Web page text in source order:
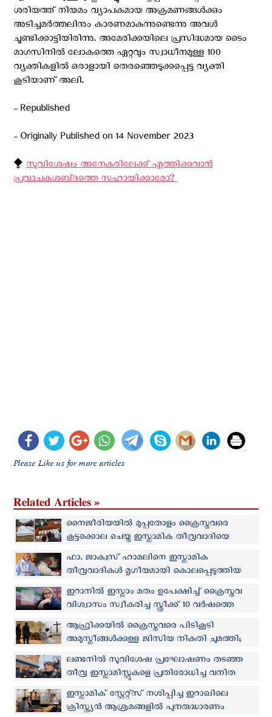
ശരിയത്ത് നിയമം വ്യാപകമായ അക്രമണങ്ങള്‍ക്കും
അടിച്ചമര്‍ത്തലിനും കാരണമാകുന്നുണ്ടെന്നു അവള്‍
ചൂണ്ടിക്കാട്ടിയിരിന്നു. അമേരിക്കയിലെ പ്രസിദ്ധമായ ടൈം
മാഗസിനില്‍ ലോകത്തെ ഏറ്റവും സ്വാധീനമുള്ള 100
വ്യക്തികളിൽ ഒരാളായി തെരഞ്ഞെടുക്കപ്പെട്ട വ്യക്തി
കൂടിയാണ് അലി.
- Republished
- Originally Published on 14 November 2023
⧪ സുവിശേഷം അനേകരിലേക്ക് എത്തിക്കുവാൻ
പ്രവാചകശബ്‌ദത്തെ സഹായിക്കാമോ? ‍
Please Like us for more articles
Related Articles »
നൈജീരിയയില്‍ മുപ്പതോളം ക്രൈസ്തവരെ
കൂട്ടക്കൊല ചെയ്ത ഇസ്ലാമിക തീവ്രവാദിയെ
സൈന്യം അറസ്റ്റ് ചെയ്തു
ഫാ. ജാക്വസ് ഹാമലിനെ ഇസ്ലാമിക
തീവ്രവാദികള്‍ മൃഗീയമായി കൊലപ്പെടുത്തിയ
ദാരുണ സംഭവത്തിന് ഒരു പതിറ്റാണ്ട്
ഇറാനില്‍ ഇസ്ലാം മതം ഉപേക്ഷിച്ച് ക്രൈസ്തവ
വിശ്വാസം സ്വീകരിച്ച സ്ത്രീക്ക് 10 വര്‍ഷത്തെ
തടവ് ശിക്ഷ
ആഫ്രിക്കയില്‍ ക്രൈസ്തവരെ പിടികൂടി
അമുസ്ലീങ്ങള്‍ക്കുള്ള ജിസിയ നികുതി ചുമത്തി;
വീഡിയോ പുറത്തുവിട്ട് ഇസ്ലാമിക് സ്റ്റേറ്റ്സ്
ലണ്ടനിൽ സുവിശേഷ പ്രഘോഷണം തടഞ്ഞ
തീവ്ര ഇസ്ലാമിസ്റ്റുകളെ പ്രതിരോധിച്ച വനിത
പോലീസ് ഉദ്യോഗസ്ഥയ്ക്കു അഭിനന്ദന പ്രവാഹം
ഇസ്ലാമിക് സ്റ്റേറ്റ്സ് നശിപ്പിച്ച ഇറാഖിലെ
ക്രിസ്ത്യന്‍ ആശ്രമങ്ങളില്‍ പുനരുദ്ധാരണം